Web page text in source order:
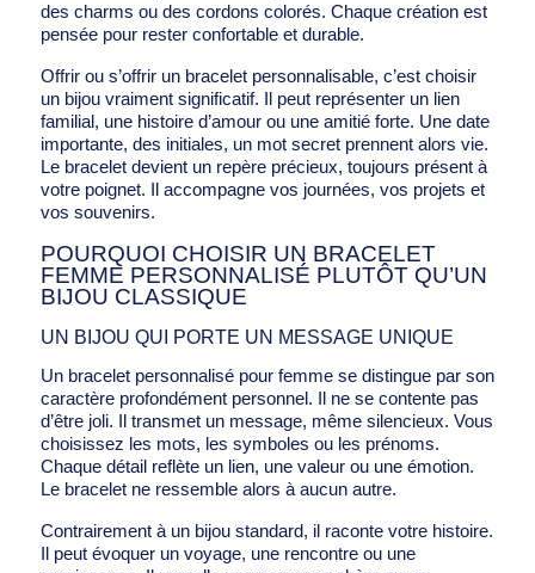
des charms ou des cordons colorés. Chaque création est
pensée pour rester confortable et durable.
Offrir ou s’offrir un bracelet personnalisable, c’est choisir
un bijou vraiment significatif. Il peut représenter un lien
familial, une histoire d’amour ou une amitié forte. Une date
importante, des initiales, un mot secret prennent alors vie.
Le bracelet devient un repère précieux, toujours présent à
votre poignet. Il accompagne vos journées, vos projets et
vos souvenirs.
POURQUOI CHOISIR UN BRACELET
FEMME PERSONNALISÉ PLUTÔT QU’UN
BIJOU CLASSIQUE
UN BIJOU QUI PORTE UN MESSAGE UNIQUE
Un bracelet personnalisé pour femme se distingue par son
caractère profondément personnel. Il ne se contente pas
d’être joli. Il transmet un message, même silencieux. Vous
choisissez les mots, les symboles ou les prénoms.
Chaque détail reflète un lien, une valeur ou une émotion.
Le bracelet ne ressemble alors à aucun autre.
Contrairement à un bijou standard, il raconte votre histoire.
Il peut évoquer un voyage, une rencontre ou une